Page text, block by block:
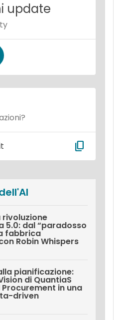
update
content_copy
rivoluzione
5.0: dal “paradosso
fabbrica
Robin Whispers
pianificazione:
di QuantiaS
in una
driven